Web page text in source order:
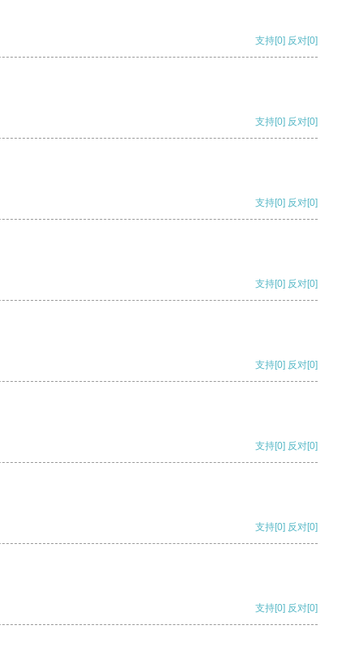
支持[0] 反对[0]
支持[0] 反对[0]
支持[0] 反对[0]
支持[0] 反对[0]
支持[0] 反对[0]
支持[0] 反对[0]
支持[0] 反对[0]
支持[0] 反对[0]